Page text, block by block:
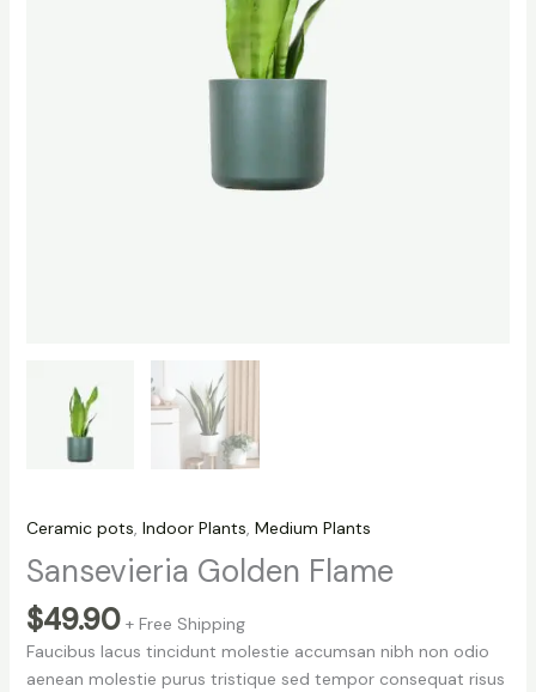
Ceramic pots Indoor Plants Medium Plants
Sansevieria Golden Flame
$49.90 + Free Shipping
Faucibus lacus tincidunt molestie accumsan nibh non odio
aenean molestie purus tristique sed tempor consequat risus